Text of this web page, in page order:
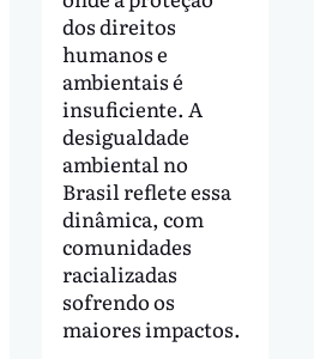
dos direitos
humanos e
ambientais é
insuficiente. A
desigualdade
ambiental no
Brasil reflete essa
dinâmica, com
comunidades
racializadas
sofrendo os
maiores impactos.